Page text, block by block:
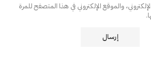
والموقع الإلكتروني في هذا المتصفح للمرة